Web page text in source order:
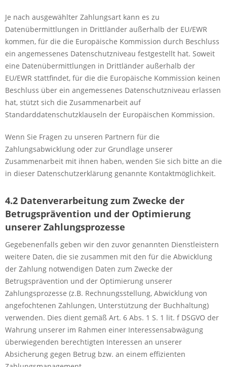
Je nach ausgewählter Zahlungsart kann es zu
Datenübermittlungen in Drittländer außerhalb der EU/EWR
kommen, für die die Europäische Kommission durch Beschluss
ein angemessenes Datenschutzniveau festgestellt hat. Soweit
eine Datenübermittlungen in Drittländer außerhalb der
EU/EWR stattfindet, für die die Europäische Kommission keinen
Beschluss über ein angemessenes Datenschutzniveau erlassen
hat, stützt sich die Zusammenarbeit auf
Standarddatenschutzklauseln der Europäischen Kommission.
Wenn Sie Fragen zu unseren Partnern für die
Zahlungsabwicklung oder zur Grundlage unserer
Zusammenarbeit mit ihnen haben, wenden Sie sich bitte an die
in dieser Datenschutzerklärung genannte Kontaktmöglichkeit.
4.2 Datenverarbeitung zum Zwecke der
Betrugsprävention und der Optimierung
unserer Zahlungsprozesse
Gegebenenfalls geben wir den zuvor genannten Dienstleistern
weitere Daten, die sie zusammen mit den für die Abwicklung
der Zahlung notwendigen Daten zum Zwecke der
Betrugsprävention und der Optimierung unserer
Zahlungsprozesse (z.B. Rechnungsstellung, Abwicklung von
angefochtenen Zahlungen, Unterstützung der Buchhaltung)
verwenden. Dies dient gemäß Art. 6 Abs. 1 S. 1 lit. f DSGVO der
Wahrung unserer im Rahmen einer Interessensabwägung
überwiegenden berechtigten Interessen an unserer
Absicherung gegen Betrug bzw. an einem effizienten